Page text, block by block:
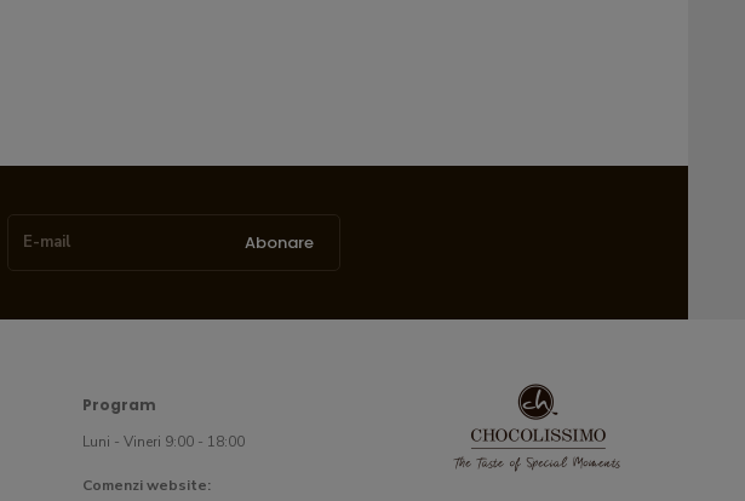
Abonare
Program
Luni - Vineri 9:00 - 18:00
Comenzi website: